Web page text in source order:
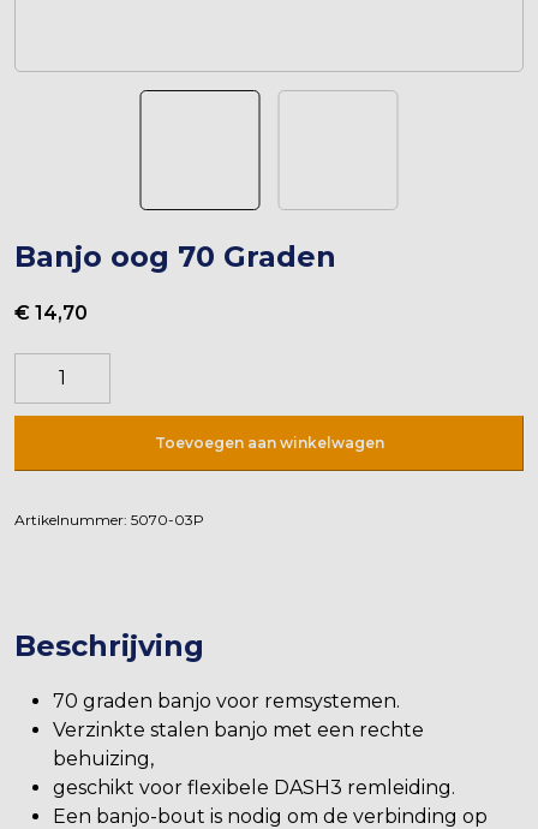
Banjo oog 70 Graden
€ 14,70
Banjo
70
Toevoegen aan winkelwagen
Artikelnummer: 5070-03P
Beschrijving
70 graden banjo voor remsystemen.
Verzinkte stalen banjo met een rechte
behuizing,
geschikt voor flexibele DASH3 remleiding.
Een banjo-bout is nodig om de verbinding op